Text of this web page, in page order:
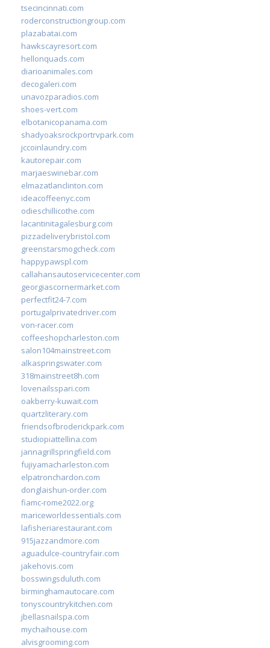
tsecincinnati.com
roderconstructiongroup.com
plazabatai.com
hawkscayresort.com
hellonquads.com
diarioanimales.com
decogaleri.com
unavozparadios.com
shoes-vert.com
elbotanicopanama.com
shadyoaksrockportrvpark.com
jccoinlaundry.com
kautorepair.com
marjaeswinebar.com
elmazatlanclinton.com
ideacoffeenyc.com
odieschillicothe.com
lacantinitagalesburg.com
pizzadeliverybristol.com
greenstarsmogcheck.com
happypawspl.com
callahansautoservicecenter.com
georgiascornermarket.com
perfectfit24-7.com
portugalprivatedriver.com
von-racer.com
coffeeshopcharleston.com
salon104mainstreet.com
alkaspringswater.com
318mainstreet8h.com
lovenailsspari.com
oakberry-kuwait.com
quartzliterary.com
friendsofbroderickpark.com
studiopiattellina.com
jannagrillspringfield.com
fujiyamacharleston.com
elpatronchardon.com
donglaishun-order.com
fiamc-rome2022.org
mariceworldessentials.com
lafisheriarestaurant.com
915jazzandmore.com
aguadulce-countryfair.com
jakehovis.com
bosswingsduluth.com
birminghamautocare.com
tonyscountrykitchen.com
jbellasnailspa.com
mychaihouse.com
alvisgrooming.com